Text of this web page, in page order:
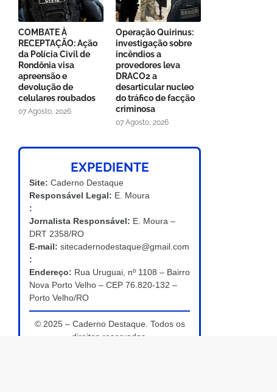
COMBATE À
RECEPTAÇÃO: Ação
da Polícia Civil de
Rondônia visa
apreensão e
devolução de
celulares roubados
07 Agosto, 2026
Operação Quirinus:
investigação sobre
incêndios a
provedores leva
DRACO2 a
desarticular nucleo
do tráfico de facção
criminosa
07 Agosto, 2026
EXPEDIENTE
Site: Caderno Destaque
Responsável Legal: E. Moura
:
Jornalista Responsável: E. Moura –
DRT 2358/RO
E-mail: sitecadernodestaque@gmail.com
:
Endereço: Rua Uruguai, nº 1108 – Bairro
Nova Porto Velho – CEP 76.820-132 –
Porto Velho/RO
© 2025 – Caderno Destaque. Todos os
direitos reservados.